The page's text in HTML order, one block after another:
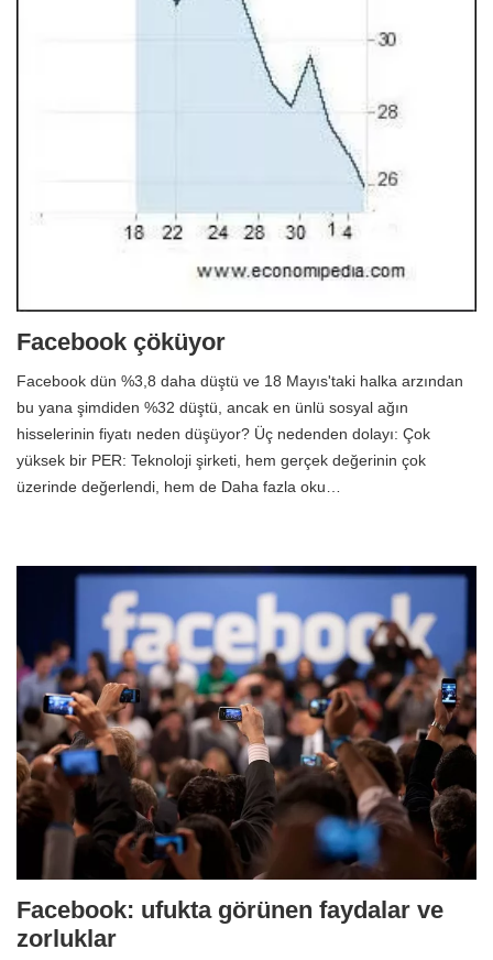
Facebook çöküyor
Facebook dün %3,8 daha düştü ve 18 Mayıs'taki halka arzından
bu yana şimdiden %32 düştü, ancak en ünlü sosyal ağın
hisselerinin fiyatı neden düşüyor? Üç nedenden dolayı: Çok
yüksek bir PER: Teknoloji şirketi, hem gerçek değerinin çok
üzerinde değerlendi, hem de Daha fazla oku…
Facebook: ufukta görünen faydalar ve
zorluklar